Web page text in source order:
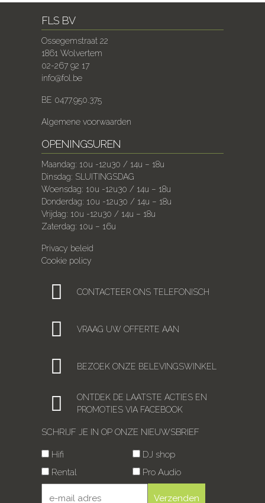
FLS BV
Ossegemstraat 22
1861 Wolvertem
02-267 92 17
info@fol.be
BE 0477.950.375
Algemene voorwaarden
OPENINGSUREN
Maandag: 10u -12u30 / 14u – 18u
Dinsdag: SLUITINGSDAG
Woensdag: 10u -12u30 / 14u – 18u
Donderdag: 10u -12u30 / 14u – 18u
Vrijdag: 10u -12u30 / 14u – 18u
Zaterdag: 10u – 16u
Privacy beleid
Cookie policy
CONTACTEER ONS TELEFONISCH
VRAAG UW OFFERTE AAN
BEZOEK ONZE BELEVINGSWINKEL
ONTDEK DE LAATSTE ACTIES EN
PROMOTIES VIA FACEBOOK
SCHRIJF JE IN OP ONZE NIEUWSBRIEF
Hifi
DJ shop
Rental
Pro Audio